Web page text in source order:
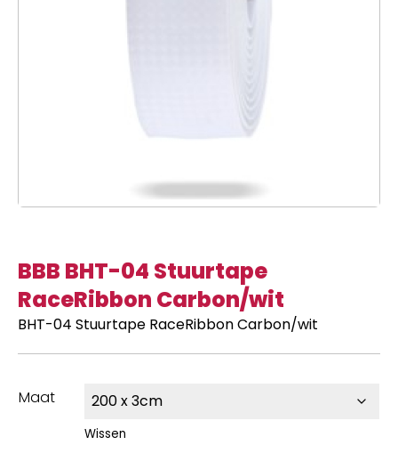
BBB BHT-04 Stuurtape
RaceRibbon Carbon/wit
BHT-04 Stuurtape RaceRibbon Carbon/wit
Maat
Wissen